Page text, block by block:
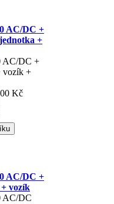
AC/DC +
+
AC/DC +
vozík +
Kč
AC/DC +
vozík
AC/DC